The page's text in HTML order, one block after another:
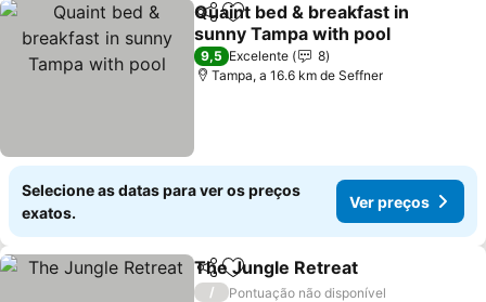
PartilharAdicionar aos favoritos
Quaint bed & breakfast in
sunny Tampa with pool
Ver preços
9,5 Excelente
8
Tampa, a 16.6 km de Seffner
Selecione as datas para ver os preços
exatos.
Ver preços
PartilharAdicionar aos favoritos
The Jungle Retreat
/
Pontuação não disponível